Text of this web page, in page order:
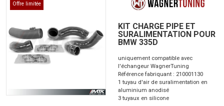
Offre limitée
KIT CHARGE PIPE ET
SURALIMENTATION POUR
BMW 335D
uniquement compatible avec
l'échangeur WagnerTuning
Référence fabriquant : 210001130
1 tuyau d'air de suralimentation en
aluminium anodisé
3 tuyaux en silicone